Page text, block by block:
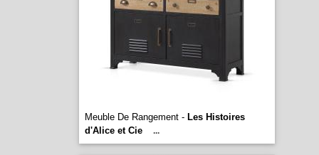
Meuble De Rangement - Les Histoires
d'Alice et Cie
...